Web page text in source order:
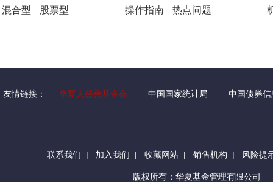
混合型
股票型
操作指南
热点问题
友情链接： 华夏人慈善基金会 中国国家统计局 中国债券信
联系我们 | 加入我们 | 收藏网站 | 销售机构 | 风险提
版权所有：华夏基金管理有限公司